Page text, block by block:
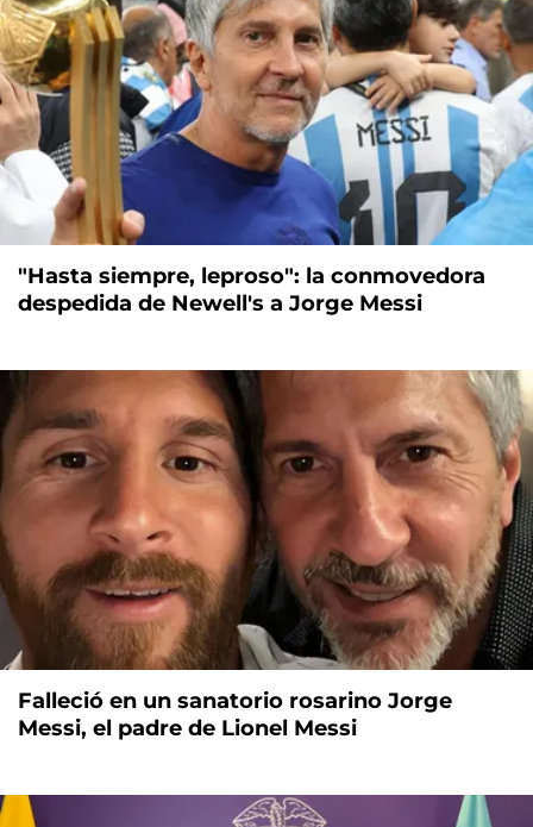
"Hasta siempre, leproso": la conmovedora
despedida de Newell's a Jorge Messi
Falleció en un sanatorio rosarino Jorge
Messi, el padre de Lionel Messi